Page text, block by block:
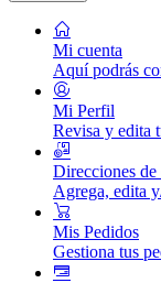
Mi cuenta
Aquí podrás
Mi Perfil
Revisa y edita
Direcciones
Agrega, edita
Mis Pedidos
Gestiona tus